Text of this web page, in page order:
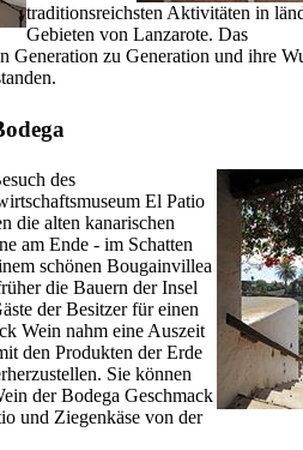
traditionsreichsten Aktivitäten in
Gebieten von Lanzarote. Das
Generation zu Generation und ihre
des
El Patio
die alten kanarischen
am Ende - im Schatten
schönen Bougainvillea
die Bauern der Insel
der Besitzer für einen
Wein nahm eine Auszeit
den Produkten der Erde
Sie können
der Bodega Geschmack
und Ziegenkäse von der